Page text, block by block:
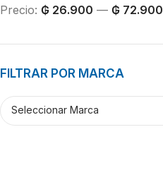
Precio: ₲ 26.900 — ₲ 72.900
FILTRAR POR MARCA